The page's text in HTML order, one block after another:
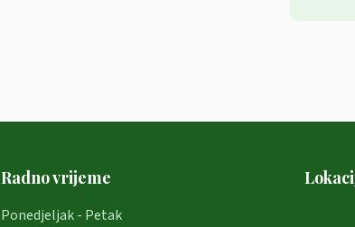
Radno vrijeme
Ponedjeljak - Petak